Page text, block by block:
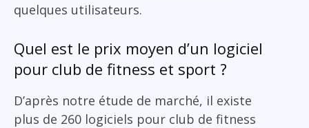
quelques utilisateurs.
Quel est le prix moyen d’un logiciel
pour club de fitness et sport ?
D’après notre étude de marché, il existe
plus de 260 logiciels pour club de fitness